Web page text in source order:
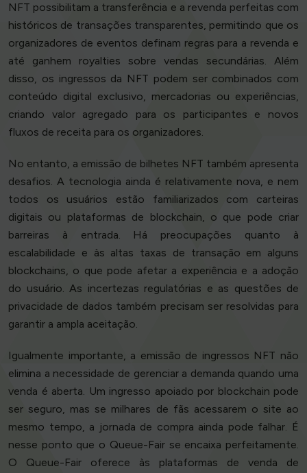
NFT possibilitam a transferência e a revenda perfeitas com
históricos de transações transparentes, permitindo que os
organizadores de eventos definam regras para a revenda e
até ganhem royalties sobre vendas secundárias. Além
disso, os ingressos da NFT podem ser combinados com
conteúdo digital exclusivo, mercadorias ou experiências,
criando valor agregado para os participantes e novos
fluxos de receita para os organizadores.
No entanto, a emissão de bilhetes NFT também apresenta
desafios. A tecnologia ainda é relativamente nova, e nem
todos os usuários estão familiarizados com carteiras
digitais ou plataformas de blockchain, o que pode criar
barreiras à entrada. Há preocupações quanto à
escalabilidade e às altas taxas de transação em alguns
blockchains, o que pode afetar a experiência e a adoção
do usuário. As incertezas regulatórias e as questões de
privacidade de dados também precisam ser resolvidas para
garantir a ampla aceitação.
Igualmente importante, a emissão de ingressos NFT não
elimina a necessidade de gerenciar a demanda quando uma
venda é aberta. Um ingresso apoiado por blockchain pode
ser seguro, mas se milhares de fãs acessarem o site ao
mesmo tempo, a jornada de compra ainda pode falhar. É
nesse ponto que o Queue-Fair se encaixa perfeitamente.
O Queue-Fair oferece às plataformas de venda de